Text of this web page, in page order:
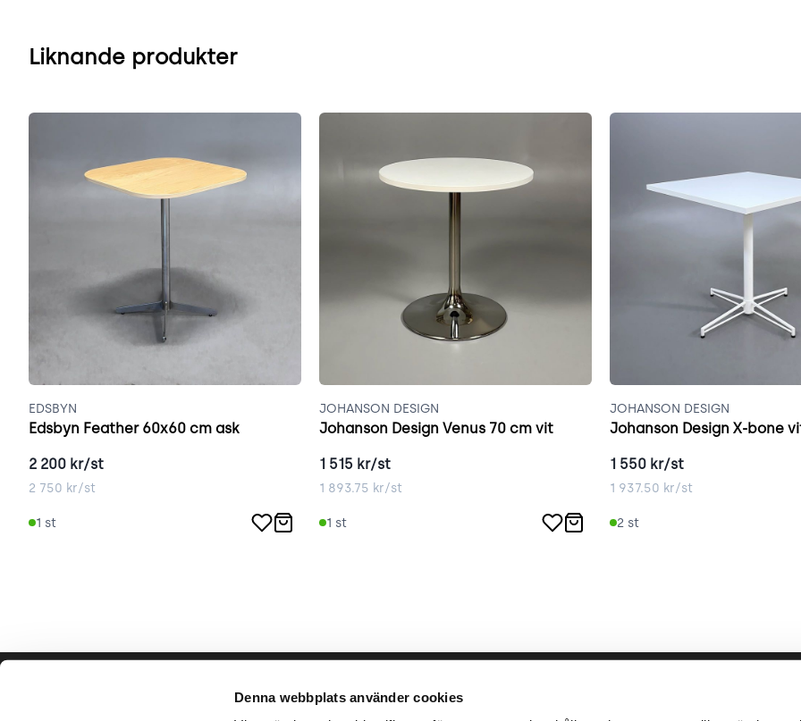
Denna webbplats använder cookies
Liknande produkter
EDSBYN
Edsbyn Feather 60x60 cm ask
2 200 kr/st
2 750 kr/st
1 st
JOHANSON DESIGN
Johanson Design Venus 70 cm vit
1 515 kr/st
1 893.75 kr/st
1 st
JOHANSON DESIGN
Johanson Design X-bone
1 550 kr/st
1 937.50 kr/st
2 st
Hjälp & support Vårt hållbara arbete